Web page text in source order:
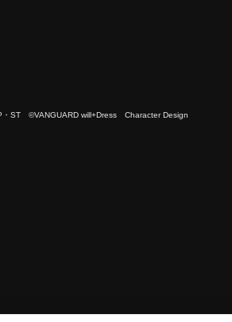
ST ©VANGUARD will+Dress Character Design